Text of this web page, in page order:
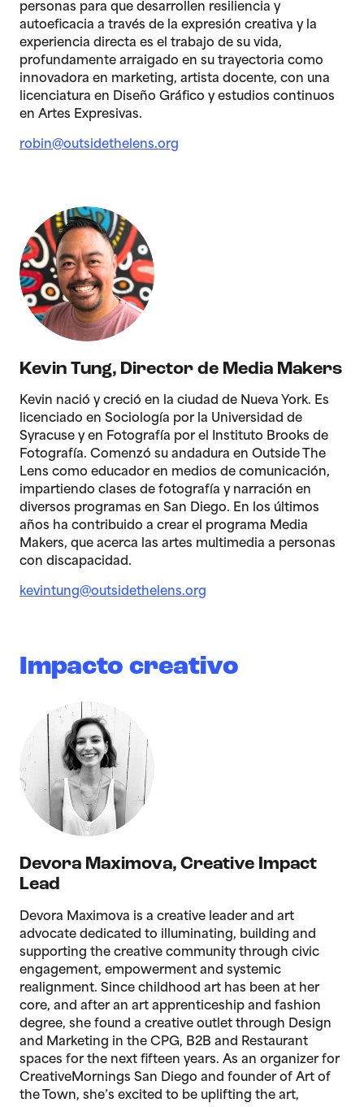
personas para que desarrollen resiliencia y
autoeficacia a través de la expresión creativa y la
experiencia directa es el trabajo de su vida,
profundamente arraigado en su trayectoria como
innovadora en marketing, artista docente, con una
licenciatura en Diseño Gráfico y estudios continuos
en Artes Expresivas.
robin@outsidethelens.org
Kevin Tung, Director de Media Makers
Kevin nació y creció en la ciudad de Nueva York. Es
licenciado en Sociología por la Universidad de
Syracuse y en Fotografía por el Instituto Brooks de
Fotografía. Comenzó su andadura en Outside The
Lens como educador en medios de comunicación,
impartiendo clases de fotografía y narración en
diversos programas en San Diego. En los últimos
años ha contribuido a crear el programa Media
Makers, que acerca las artes multimedia a personas
con discapacidad.
kevintung@outsidethelens.org
Impacto creativo
Devora Maximova, Creative Impact
Lead
Devora Maximova is a creative leader and art
advocate dedicated to illuminating, building and
supporting the creative community through civic
engagement, empowerment and systemic
realignment. Since childhood art has been at her
core, and after an art apprenticeship and fashion
degree, she found a creative outlet through Design
and Marketing in the CPG, B2B and Restaurant
spaces for the next fifteen years. As an organizer for
CreativeMornings San Diego and founder of Art of
the Town, she’s excited to be uplifting the art,